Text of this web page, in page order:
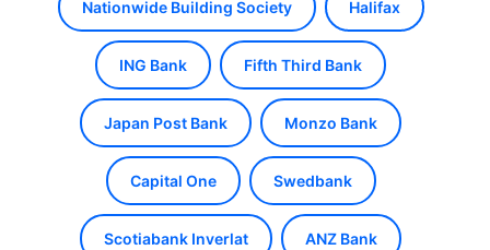
Nationwide Building Society Halifax
ING Bank Fifth Third Bank
Japan Post Bank Monzo Bank
Capital One Swedbank
Scotiabank Inverlat ANZ Bank